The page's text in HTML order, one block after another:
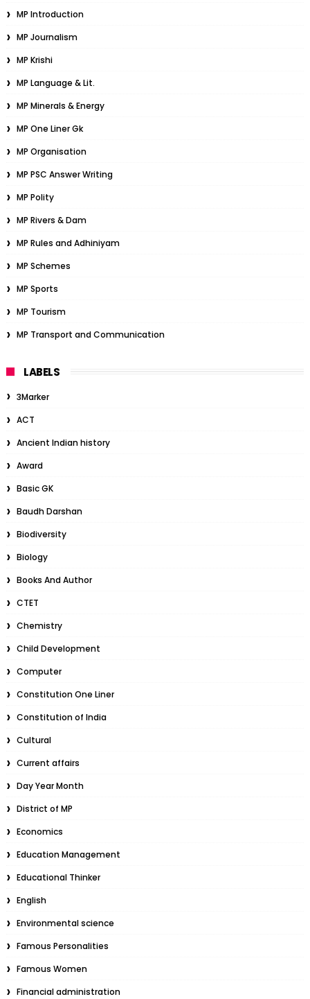
MP Introduction
MP Journalism
MP Krishi
MP Language & Lit.
MP Minerals & Energy
MP One Liner Gk
MP Organisation
MP PSC Answer Writing
MP Polity
MP Rivers & Dam
MP Rules and Adhiniyam
MP Schemes
MP Sports
MP Tourism
MP Transport and Communication
LABELS
3Marker
ACT
Ancient Indian history
Award
Basic GK
Baudh Darshan
Biodiversity
Biology
Books And Author
CTET
Chemistry
Child Development
Computer
Constitution One Liner
Constitution of India
Cultural
Current affairs
Day Year Month
District of MP
Economics
Education Management
Educational Thinker
English
Environmental science
Famous Personalities
Famous Women
Financial administration